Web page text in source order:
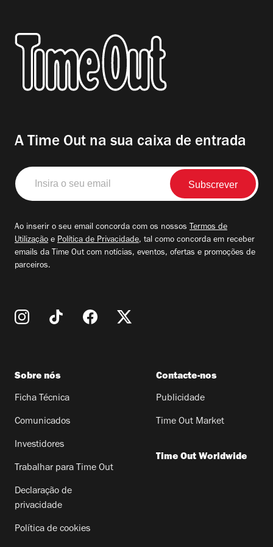
A Time Out na sua caixa de entrada
Insira
o
seu
Ao inserir o seu email concorda com os nossos Termos de
Utilização e Política de Privacidade, tal como concorda em receber
emails da Time Out com notícias, eventos, ofertas e promoções de
parceiros.
Sobre nós
Ficha Técnica
Comunicados
Investidores
Trabalhar para Time Out
Declaração de
privacidade
Política de cookies
Contacte-nos
Publicidade
Time Out Market
Time Out Worldwide